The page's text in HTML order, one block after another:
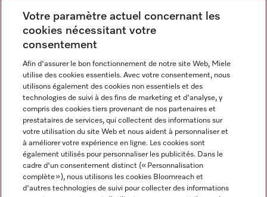
Découvrez la boutique Miele proche de chez vous
Newsletter
Miele sur Instagram
Miele sur Facebook
Miele sur Youtube
Votre paramètre actuel concernant les
cookies nécessitant votre
consentement
Afin d'assurer le bon fonctionnement de notre site Web, Miele
utilise des cookies essentiels. Avec votre consentement, nous
utilisons également des cookies non essentiels et des
technologies de suivi à des fins de marketing et d'analyse, y
compris des cookies tiers provenant de nos partenaires et
prestataires de services, qui collectent des informations sur
votre utilisation du site Web et nous aident à personnaliser et
à améliorer votre expérience en ligne. Les cookies sont
également utilisés pour personnaliser les publicités. Dans le
cadre d'un consentement distinct (« Personnalisation
complète »), nous utilisons les cookies Bloomreach et
d'autres technologies de suivi pour collecter des informations